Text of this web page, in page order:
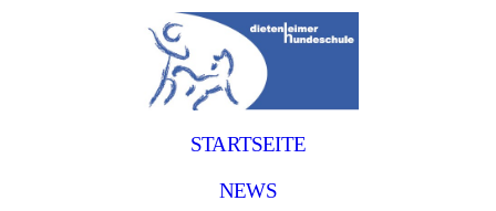
STARTSEITE
NEWS